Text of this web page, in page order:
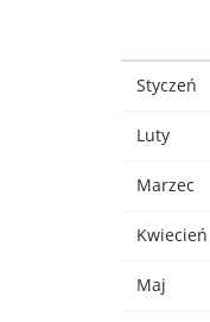
Styczeń
Luty
Marzec
Kwiecień
Maj